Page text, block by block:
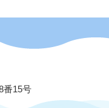
番15号